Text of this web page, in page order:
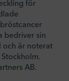
för
bedriver sin
och är noterat
AB.